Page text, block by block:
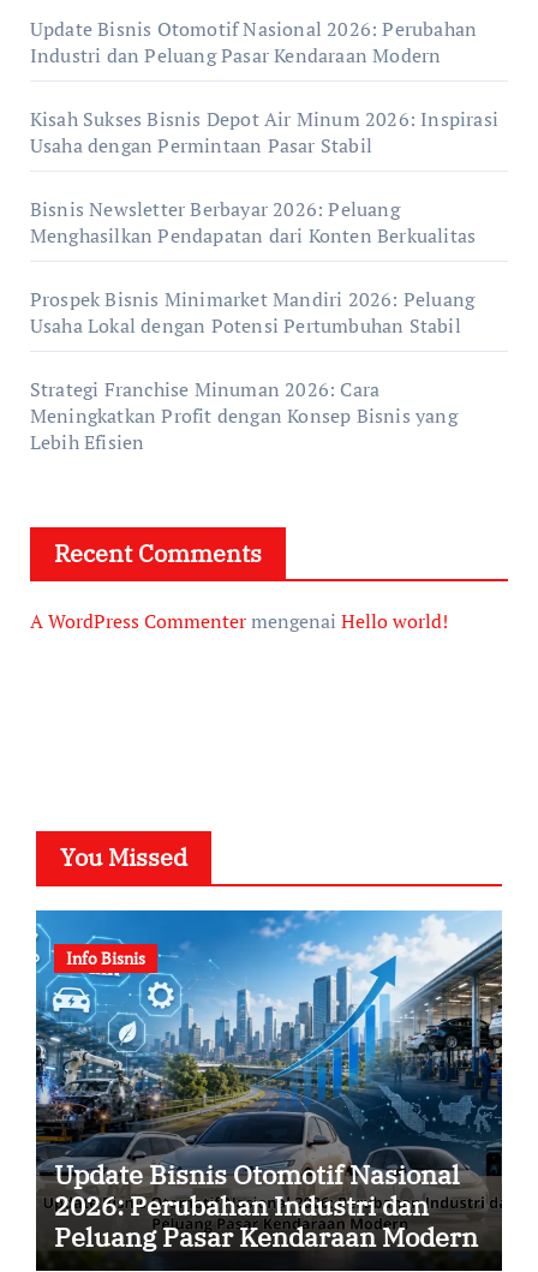
Update Bisnis Otomotif Nasional 2026: Perubahan
Industri dan Peluang Pasar Kendaraan Modern
Kisah Sukses Bisnis Depot Air Minum 2026: Inspirasi
Usaha dengan Permintaan Pasar Stabil
Bisnis Newsletter Berbayar 2026: Peluang
Menghasilkan Pendapatan dari Konten Berkualitas
Prospek Bisnis Minimarket Mandiri 2026: Peluang
Usaha Lokal dengan Potensi Pertumbuhan Stabil
Strategi Franchise Minuman 2026: Cara
Meningkatkan Profit dengan Konsep Bisnis yang
Lebih Efisien
Recent Comments
A WordPress Commentermengenai Hello world!
You Missed
Info Bisnis
Update Bisnis Otomotif Nasional
2026: Perubahan Industri dan
Peluang Pasar Kendaraan Modern